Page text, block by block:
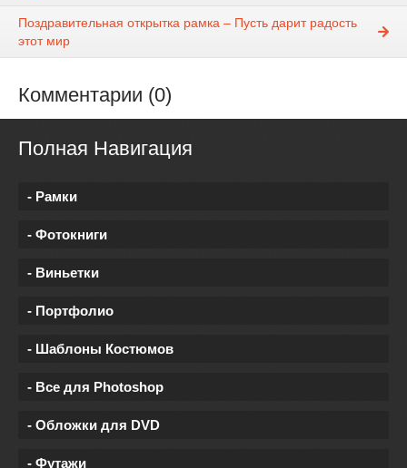
Поздравительная открытка рамка – Пусть дарит радость
этот мир
Комментарии (0)
Полная Навигация
- Рамки
- Фотокниги
- Виньетки
- Портфолио
- Шаблоны Костюмов
- Все для Photoshop
- Обложки для DVD
- Футажи